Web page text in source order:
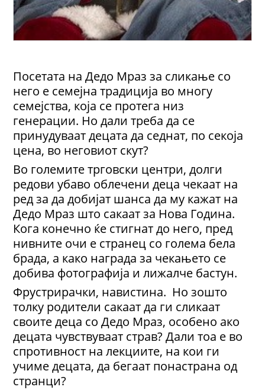
Посетата на Дедо Мраз за сликање со
него е семејна традиција во многу
семејства, која се протега низ
генерации. Но дали треба да се
принудуваат децата да седнат, по секоја
цена, во неговиот скут?
Во големите трговски центри, долги
редови убаво облечени деца чекаат на
ред за да добијат шанса да му кажат на
Дедо Мраз што сакаат за Нова Година.
Кога конечно ќе стигнат до него, пред
нивните очи е странец со голема бела
брада, а како награда за чекањето се
добива фотографија и лижалче бастун.
Фрустрирачки, навистина. Но зошто
толку родители сакаат да ги сликаат
своите деца со Дедо Мраз, особено ако
децата чувствуваат страв? Дали тоа е во
спротивност на лекциите, на кои ги
учиме децата, да бегаат понастрана од
странци?